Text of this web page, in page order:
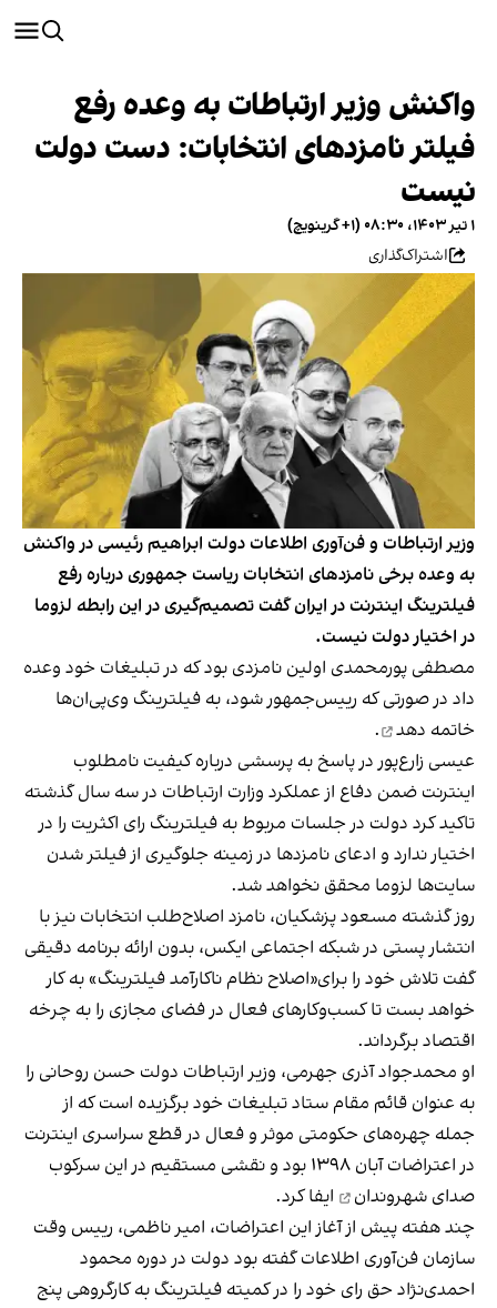
واکنش وزیر ارتباطات به وعده رفع
فیلتر نامزدهای انتخابات: دست دولت
نیست
۱ تیر ۱۴۰۳، ۰۸:۳۰ (‎+۱ گرینویچ)
اشتراک‌گذاری
وزیر ارتباطات و فن‌آوری اطلاعات دولت ابراهیم رئیسی در واکنش
به وعده برخی نامزدهای انتخابات ریاست جمهوری درباره رفع
فیلترینگ اینترنت در ایران گفت تصمیم‌گیری در این رابطه لزوما
در اختیار دولت نیست.
مصطفی پورمحمدی اولین نامزدی بود که در تبلیغات خود وعده
داد در صورتی که رییس‌جمهور شود، به فیلترینگ وی‌پی‌ان‌ها
خاتمه دهد
.
عیسی زارع‌پور در پاسخ به پرسشی درباره کیفیت نامطلوب
اینترنت ضمن دفاع از عملکرد وزارت ارتباطات در سه سال گذشته
تاکید کرد دولت در جلسات مربوط به فیلترینگ رای اکثریت را در
اختیار ندارد و ادعای نامزدها در زمینه جلوگیری از فیلتر شدن
سایت‌ها لزوما محقق نخواهد شد.
روز گذشته مسعود پزشکیان، نامزد اصلاح‌طلب انتخابات نیز با
انتشار پستی در شبکه اجتماعی ایکس، بدون ارائه برنامه دقیقی
گفت تلاش خود را برای«اصلاح نظام ناکارآمد فیلترینگ» به کار
خواهد بست تا کسب‌وکارهای فعال در فضای مجازی را به چرخه
اقتصاد برگرداند.
او محمدجواد آذری جهرمی، وزیر ارتباطات دولت حسن روحانی را
به عنوان قائم مقام ستاد تبلیغات خود برگزیده است که از
جمله چهره‌های حکومتی موثر و فعال در قطع سراسری اینترنت
در اعتراضات آبان ۱۳۹۸ بود و نقشی مستقیم در این
سرکوب
صدای شهروندان
ایفا کرد.
چند هفته پیش از آغاز این اعتراضات، امیر ناظمی، رییس وقت
سازمان فن‌آوری اطلاعات گفته بود دولت در دوره محمود
احمدی‌نژاد حق رای خود را در کمیته فیلترینگ به کارگروهی پنج